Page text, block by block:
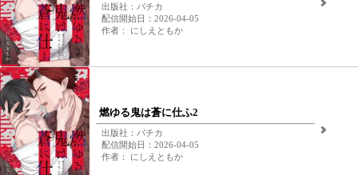
出版社：パチカ
配信開始日：2026-04-05
作者： にしえともか
燃ゆる鬼は蒼に仕ふ2
出版社：パチカ
配信開始日：2026-04-05
作者： にしえともか